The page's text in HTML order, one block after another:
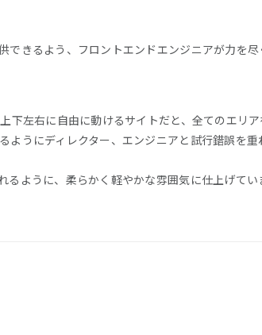
きるよう、フロントエンドエンジニアが力を尽
下左右に自由に動けるサイトだと、全てのエリ
うにディレクター、エンジニアと試行錯誤を重
ように、柔らかく軽やかな雰囲気に仕上げてい